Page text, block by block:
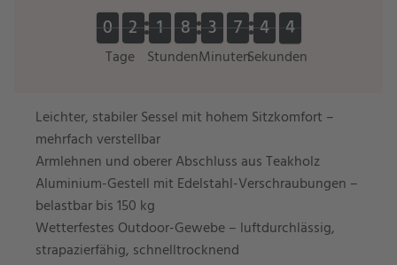
Tage
0
0
0
0 2
2
2
2
Stunden
1
1
1
1 8
8
8
8
Minuten
3
3
3
3 7
7
7
7
Sekunden
4
4
4
4 4
5
5
4
Leichter, stabiler Sessel mit hohem Sitzkomfort –
mehrfach verstellbar
Armlehnen und oberer Abschluss aus Teakholz
Aluminium-Gestell mit Edelstahl-Verschraubungen –
belastbar bis 150 kg
Wetterfestes Outdoor-Gewebe – luftdurchlässig,
strapazierfähig, schnelltrocknend